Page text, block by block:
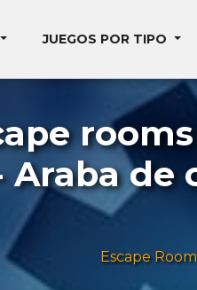
JUEGOS POR TIPO
Araba de
Escape